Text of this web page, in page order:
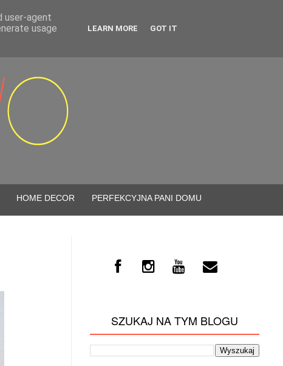
HOME DECOR PERFEKCYJNA PANI DOMU
SZUKAJ NA TYM BLOGU
user-agent
usage
LEARN MORE GOT IT